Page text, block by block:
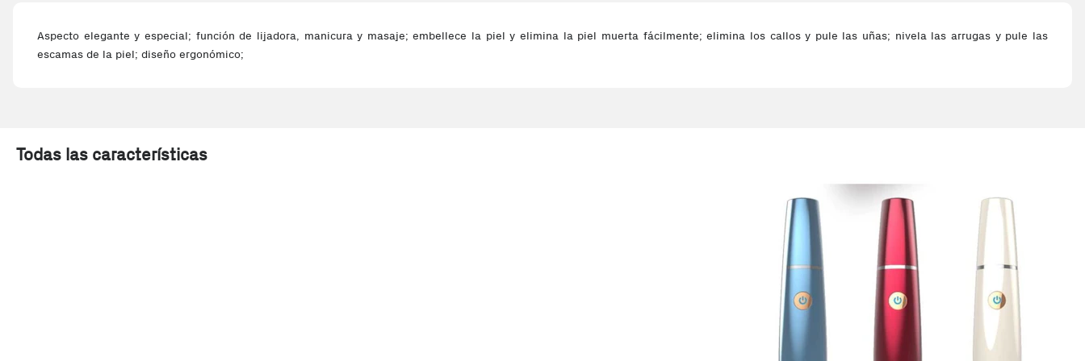
Aspecto elegante y especial; función de lijadora, manicura y masaje; embellece la piel y elimina la piel muerta fácilmente; elimina los callos y pule las uñas; nivela las arrugas y pule las
escamas de la piel; diseño ergonómico;
Todas las características